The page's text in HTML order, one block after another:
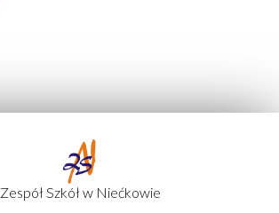
Zespół Szkół w Niećkowie